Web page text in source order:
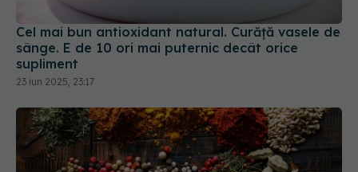
Cel mai bun antioxidant natural. Curăță vasele de
sânge. E de 10 ori mai puternic decât orice
supliment
23 iun 2025, 23:17